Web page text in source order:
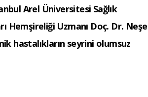
Arel Üniversitesi Sağlık
Hemşireliği Uzmanı Doç. Dr. Neşe
hastalıkların seyrini olumsuz